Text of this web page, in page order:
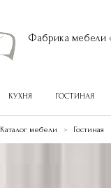
Фабрика мебели
КУХНЯ ГОСТИНАЯ
Каталог мебели Гостиная